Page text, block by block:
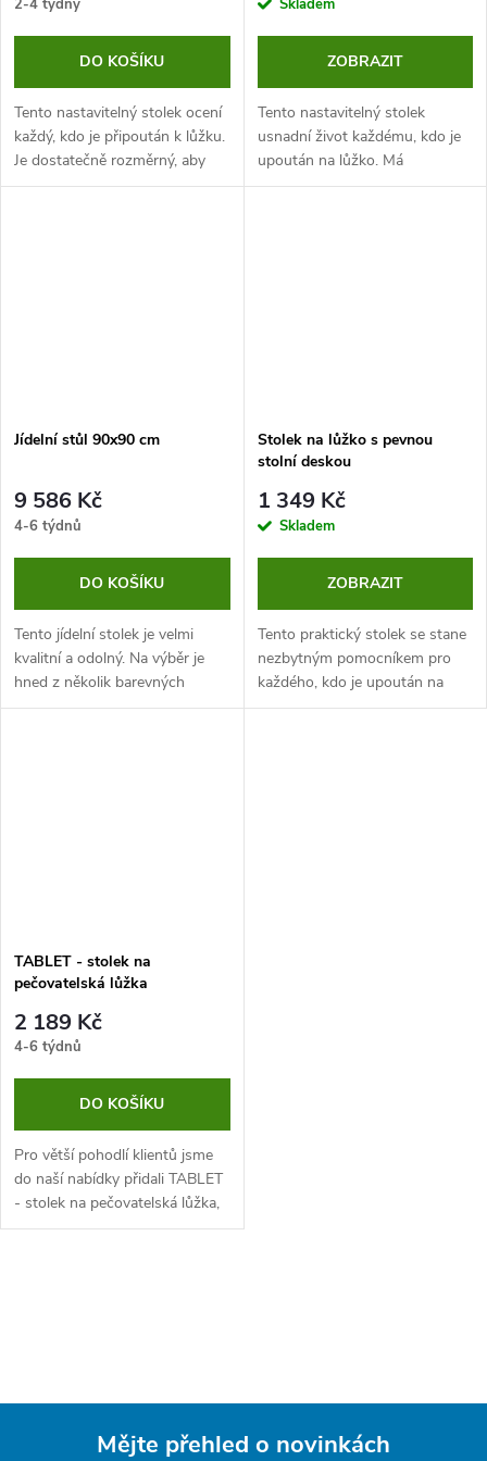
2-4 týdny
DO KOŠÍKU
Tento nastavitelný stolek ocení
každý, kdo je připoután k lůžku.
Je dostatečně rozměrný, aby
splnil veškeré vaše potřeby a
Skladem
ZOBRAZIT
Tento nastavitelný stolek
usnadní život každému, kdo je
upoután na lůžko. Má
nastavitelnou výšku i sklon
Jídelní stůl 90x90 cm
9 586 Kč
4-6 týdnů
DO KOŠÍKU
Tento jídelní stolek je velmi
kvalitní a odolný. Na výběr je
hned z několik barevných
variant. Zakoupení stolku je
Stolek na lůžko s pevnou
stolní deskou
1 349 Kč
Skladem
ZOBRAZIT
Tento praktický stolek se stane
nezbytným pomocníkem pro
každého, kdo je upoután na
lůžko. Je dostatečně široký na
TABLET - stolek na
pečovatelská lůžka
2 189 Kč
4-6 týdnů
DO KOŠÍKU
Pro větší pohodlí klientů jsme
do naší nabídky přidali TABLET
- stolek na pečovatelská lůžka,
který se umísťuje na postranice
Mějte přehled o novinkách